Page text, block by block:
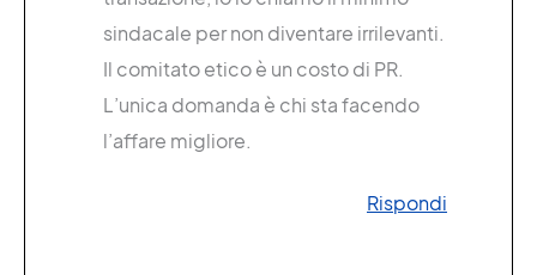
sindacale per non diventare irrilevanti.
Il comitato etico è un costo di PR.
L’unica domanda è chi sta facendo
l’affare migliore.
Rispondi